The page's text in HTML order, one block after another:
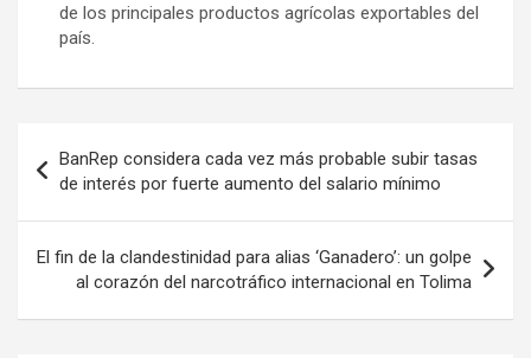
de los principales productos agrícolas exportables del
país.
de
entradas
BanRep considera cada vez más probable subir tasas
de interés por fuerte aumento del salario mínimo
El fin de la clandestinidad para alias ‘Ganadero’: un golpe
al corazón del narcotráfico internacional en Tolima